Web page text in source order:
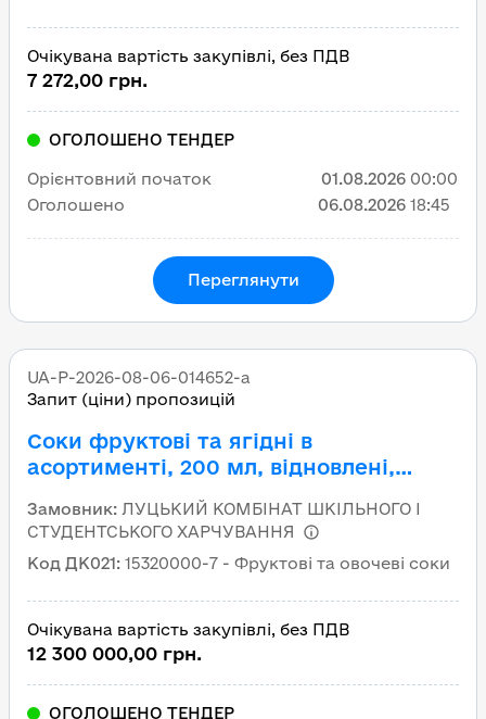
Очікувана вартість закупівлі, без ПДВ
7 272,00 грн.
ОГОЛОШЕНО ТЕНДЕР
Орієнтовний початок 01.08.2026 00:00
Оголошено
06.08.2026 18:45
Переглянути
UA-P-2026-08-06-014652-a
Запит (ціни) пропозицій
Соки фруктові та ягідні в
асортименті, 200 мл, відновлені,
Замовник: ЛУЦЬКИЙ КОМБІНАТ ШКІЛЬНОГО І
СТУДЕНТСЬКОГО ХАРЧУВАННЯ
Код ДК021: 15320000-7 - Фруктові та овочеві соки
Очікувана вартість закупівлі, без ПДВ
12 300 000,00 грн.
ОГОЛОШЕНО ТЕНДЕР